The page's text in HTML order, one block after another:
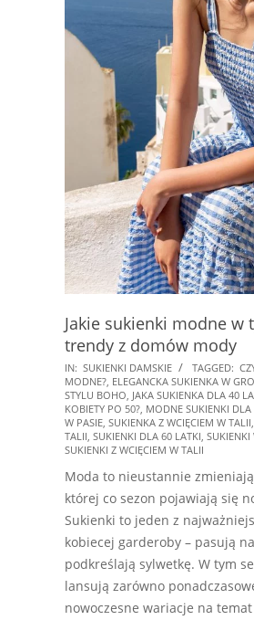
Jakie sukienki modne w
trendy z domów mody
2026-
03-
01
IN: SUKIENKI DAMSKIE TAGGED:
MODNE?, ELEGANCKA SUKIENKA W
STYLU BOHO, JAKA SUKIENKA DLA 40
KOBIETY PO 50?, MODNE SUKIENKI
W PASIE, SUKIENKA Z WCIĘCIEM W TALII,
TALII, SUKIENKI DLA 60 LATKI, SUKIENKI
SUKIENKI Z WCIĘCIEM W TALII
Moda to nieustannie
której co sezon pojawiają się
Sukienki to jeden z
kobiecej garderoby – pasują
podkreślają sylwetkę. W tym
lansują zarówno
nowoczesne wariacje na